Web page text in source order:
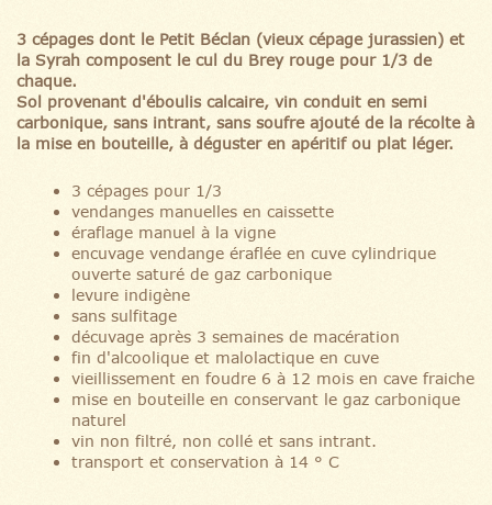
3 cépages dont le Petit Béclan (vieux cépage jurassien) et
la Syrah composent le cul du Brey rouge pour 1/3 de
chaque.
Sol provenant d'éboulis calcaire, vin conduit en semi
carbonique, sans intrant, sans soufre ajouté de la récolte à
la mise en bouteille, à déguster en apéritif ou plat léger.
3 cépages pour 1/3
vendanges manuelles en caissette
éraflage manuel à la vigne
encuvage vendange éraflée en cuve cylindrique
ouverte saturé de gaz carbonique
levure indigène
sans sulfitage
décuvage après 3 semaines de macération
fin d'alcoolique et malolactique en cuve
vieillissement en foudre 6 à 12 mois en cave fraiche
mise en bouteille en conservant le gaz carbonique
naturel
vin non filtré, non collé et sans intrant.
transport et conservation à 14 ° C